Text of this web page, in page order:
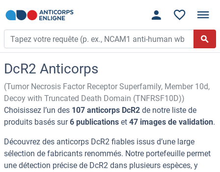
DcR2 Anticorps
(Tumor Necrosis Factor Receptor Superfamily, Member 10d,
Decoy with Truncated Death Domain (TNFRSF10D))
Choisissez l’un des 107 anticorps DcR2 de notre liste de
produits basés sur6 publications et 47 images de validation.
Découvrez des anticorps DcR2 fiables issus d’une large
sélection de fabricants renommés. Notre portefeuille permet
une détection précise de DcR2 dans plusieurs espèces, y